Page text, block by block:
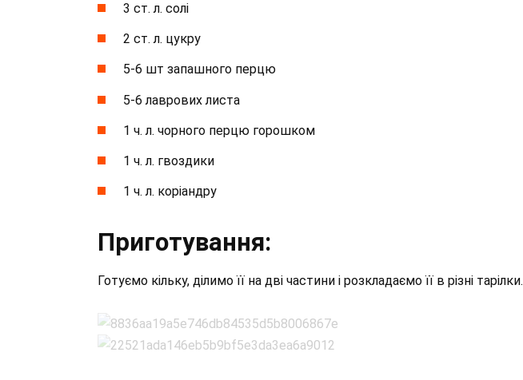
3 ст. л. солі
2 ст. л. цукру
5-6 шт запашного перцю
5-6 лаврових листа
1 ч. л. чорного перцю горошком
1 ч. л. гвоздики
1 ч. л. коріандру
Приготування:
Готуємо кільку, ділимо її на дві частини і розкладаємо її в різні тарілки.